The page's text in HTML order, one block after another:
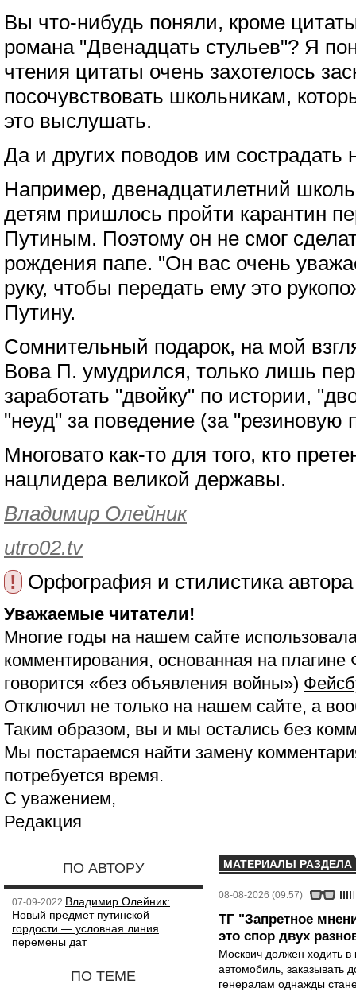
Вы что-нибудь поняли, кроме
романа "Двенадцать стульев"? Я
чтения цитаты очень захотелось
посочувствовать школьникам,
это выслушать.
Да и других поводов им сострадать
Например, двенадцатилетний
детям пришлось пройти карантин
Путиным. Поэтому он не смог
рождения папе. "Он вас очень
руку, чтобы передать ему это
Путину.
Сомнительный подарок, на мой
Вова П. умудрился, только лишь
заработать "двойку" по истории,
"неуд" за поведение (за "резиновую
Многовато как-то для того, кто
нацлидера великой державы.
Владимир Олейник
utro02.tv
!
Орфография и стилистика
Уважаемые читатели!
Многие годы на нашем сайте
комментирования, основанная на
говорится «без объявления войны»)
Отключил не только на нашем сайте, а
Таким образом, вы и мы остались без
Мы постараемся найти замену
потребуется время.
С уважением,
Редакция
ПО АВТОРУ
07-09-2022 Владимир Олейник:
Новый предмет путинской
гордости — условная линия
перемены дат
ПО ТЕМЕ
МАТЕРИАЛЫ РАЗДЕЛА
08-08-2026 (09:57)
ТГ "Запретное
это спор двух
Москвич должен ходить в
автомобиль, заказывать
генералам однажды